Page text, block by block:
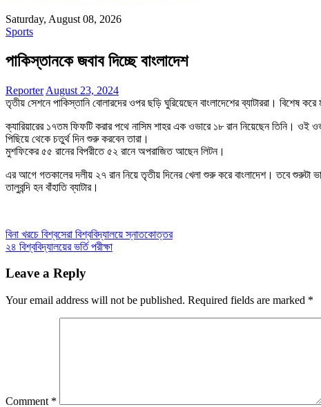
Saturday, August 08, 2026
Sports
পাকিস্তানকে জবাব দিচ্ছে বাংলাদেশ
Reporter August 23, 2024
তৃতীয় সেশনে পাকিস্তানি বোলারদের ওপর ছড়ি ঘুরিয়েছেন বাংলাদেশের ব্যাটাররা। বিশেষ
ক্যারিয়ারের ১৭তম ফিফটি করার পথে নাসিম শাহর এক ওভারে ১৮ রান নিয়েছেন তিনি।
পিছিয়ে থেকে চতুর্থ দিন শুরু করবেন তারা।
মুশফিকের ৫৫ রানের বিপরীতে ৫২ রানে অপরাজিত আছেন লিটন।
এর আগে গতকালের দলীয় ২৭ রান নিয়ে তৃতীয় দিনের খেলা শুরু করে বাংলাদেশ। তবে শুরুটা
তালুবন্দি হন বাঁহাতি ব্যাটার।
Post
navigation
বিনা খরচে বিশ্বসেরা বিশ্ববিদ্যালয়ে স্নাতকোত্তর
২৪ বিশ্ববিদ্যালয়ের ভর্তি পরীক্ষা
Leave a Reply
Your email address will not be published. Required fields are marked *
Comment *